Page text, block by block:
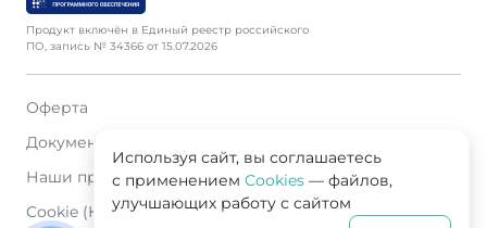
Продукт включён в Единый реестр российского
ПО, запись № 34366 от 15.07.2026
Оферта
Документация
Наши продавцы
Cookie (Куки)
Используя сайт, вы соглашаетесь
с применением Cookies — файлов,
улучшающих работу с сайтом